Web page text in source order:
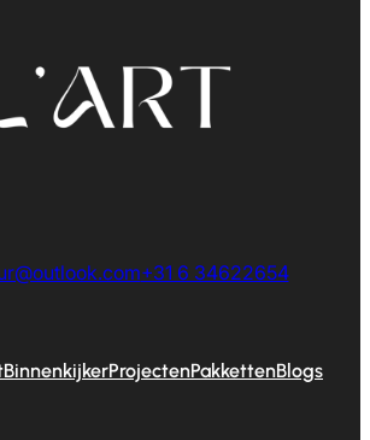
+31 6 34622654
BinnenkijkerProjectenPakkettenBlogs